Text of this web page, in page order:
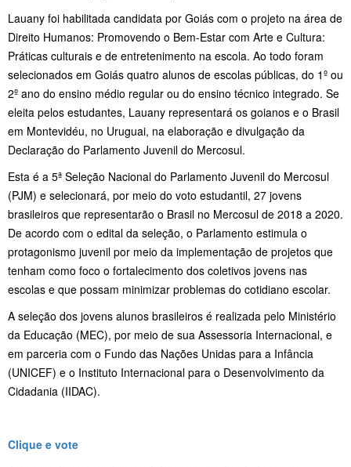
Lauany foi habilitada candidata por Goiás com o projeto na área de
Direito Humanos: Promovendo o Bem-Estar com Arte e Cultura:
Práticas culturais e de entretenimento na escola. Ao todo foram
selecionados em Goiás quatro alunos de escolas públicas, do 1º ou
2º ano do ensino médio regular ou do ensino técnico integrado. Se
eleita pelos estudantes, Lauany representará os goianos e o Brasil
em Montevidéu, no Uruguai, na elaboração e divulgação da
Declaração do Parlamento Juvenil do Mercosul.
Esta é a 5ª Seleção Nacional do Parlamento Juvenil do Mercosul
(PJM) e selecionará, por meio do voto estudantil, 27 jovens
brasileiros que representarão o Brasil no Mercosul de 2018 a 2020.
De acordo com o edital da seleção, o Parlamento estimula o
protagonismo juvenil por meio da implementação de projetos que
tenham como foco o fortalecimento dos coletivos jovens nas
escolas e que possam minimizar problemas do cotidiano escolar.
A seleção dos jovens alunos brasileiros é realizada pelo Ministério
da Educação (MEC), por meio de sua Assessoria Internacional, e
em parceria com o Fundo das Nações Unidas para a Infância
(UNICEF) e o Instituto Internacional para o Desenvolvimento da
Cidadania (IIDAC).
Clique e vote